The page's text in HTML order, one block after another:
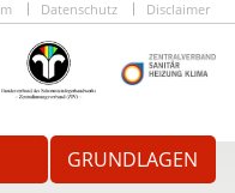
Datenschutz Disclaimer
GRUNDLAGEN